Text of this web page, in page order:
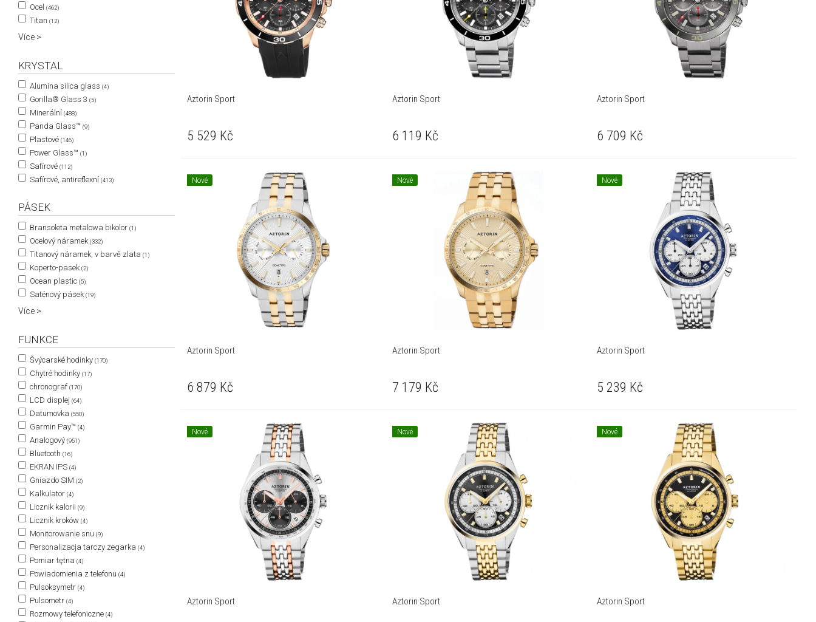
Ocel (462)
Titan (12)
Více >
KRYSTAL
Alumina silica glass (4)
Gorilla® Glass 3 (5)
Minerální (488)
Panda Glass™ (9)
Plastové (146)
Power Glass™ (1)
Safírové (112)
Safírové, antireflexní (413)
PÁSEK
Bransoleta metalowa bikolor (1)
Ocelový náramek (332)
Titanový náramek, v barvě zlata (1)
Koperto-pasek (2)
Ocean plastic (5)
Saténový pásek (19)
Více >
FUNKCE
Švýcarské hodinky (170)
Chytré hodinky (17)
chronograf (170)
LCD displej (64)
Datumovka (550)
Garmin Pay™ (4)
Analogový (951)
Bluetooth (16)
EKRAN IPS (4)
Gniazdo SIM (2)
Kalkulator (4)
Licznik kalorii (9)
Licznik kroków (4)
Monitorowanie snu (9)
Personalizacja tarczy zegarka (4)
Pomiar tętna (4)
Powiadomienia z telefonu (4)
Pulsoksymetr (4)
Pulsometr (4)
Rozmowy telefoniczne (4)
Aztorin Sport
5 529 Kč
Aztorin Sport
6 119 Kč
Aztorin Sport
6 709 Kč
Nové
Aztorin Sport
6 879 Kč
Nové
Aztorin Sport
7 179 Kč
Nové
Aztorin Sport
5 239 Kč
Nové
Aztorin Sport
Nové
Aztorin Sport
Nové
Aztorin Sport